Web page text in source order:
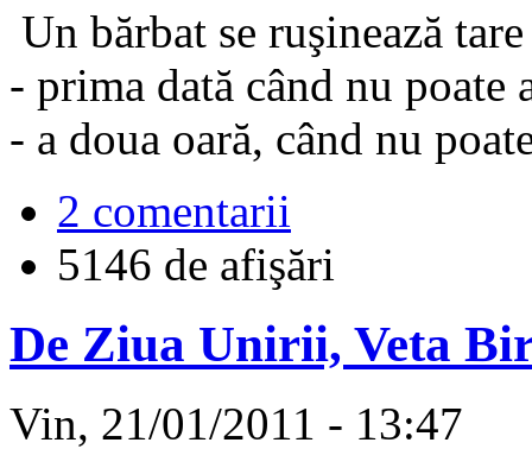
Un bărbat se ruşinează
- prima dată când nu poate
- a doua oară, când nu
2 comentarii
5146 de afişări
De Ziua Unirii, Veta
Vin, 21/01/2011 - 13:47